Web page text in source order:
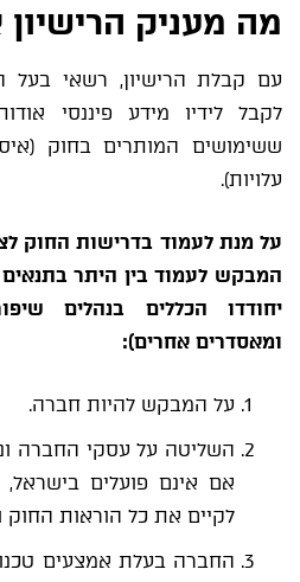
מה מעניק
עם קבלת הרישיון, רשאי בעל
לקבל לידיו מידע פיננסי
ששימושים המותרים בחוק
עלויות).
על מנת לעמוד בדרישות החוק
המבקש לעמוד בין היתר
יחודדו הכללים בנהלים
ומאסדרים אחרים):
על המבקש להיות חברה.
השליטה על עסקי החברה
אם אינם פועלים
לקיים את כל הוראות החוק
החברה בעלת אמצעים